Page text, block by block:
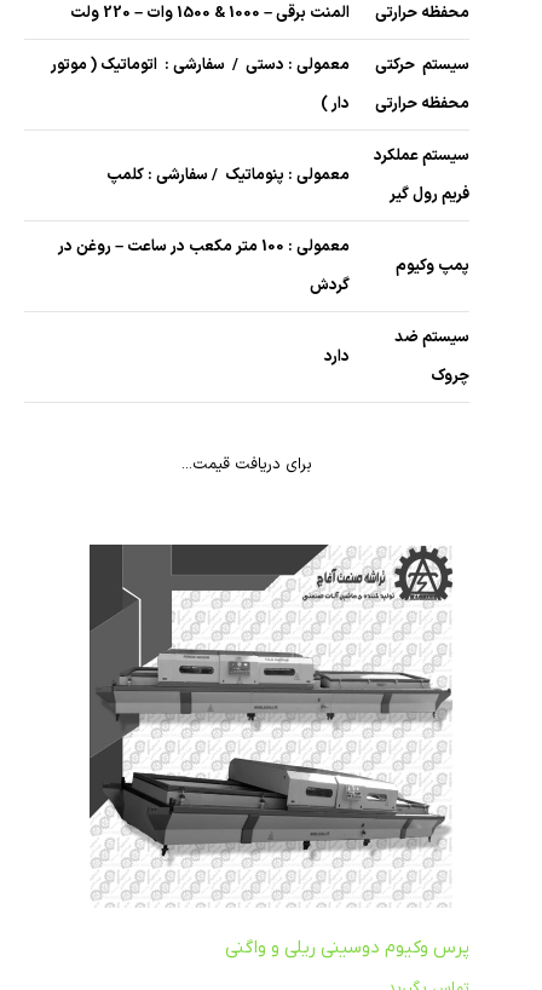
محفظه حرارتی المنت برقی – 1000 & 1500 وات – 220 ولت
سیستم حرکتی
محفظه حرارتی
معمولی : دستی / سفارشی : اتوماتیک ( موتور
دار )
سیستم عملکرد
فریم رول گیر
معمولی : پنوماتیک / سفارشی : کلمپ
پمپ وکیوم
معمولی : 100 متر مکعب در ساعت – روغن در
گردش
سیستم ضد
چروک
دارد
برای دریافت قیمت...
پرس وکیوم دوسینی ریلی و واگنی